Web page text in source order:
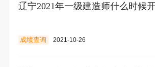
辽宁2021年一级建造师什么时候
成绩查询 2021-10-26